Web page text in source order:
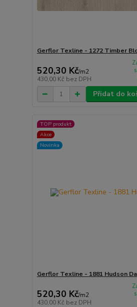
Gerflor Texline - 1272 Timber
520,30 Kč/m2
430,00 Kč bez DPH
Přidat do
TOP produkt
Akce
Novinka
Gerflor Texline - 1881 Hudson
520,30 Kč/m2
430,00 Kč bez DPH